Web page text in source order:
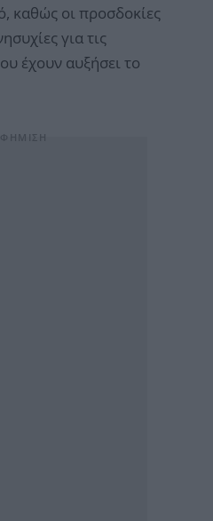
καθώς οι προσδοκίες
για τις
έχουν αυξήσει το